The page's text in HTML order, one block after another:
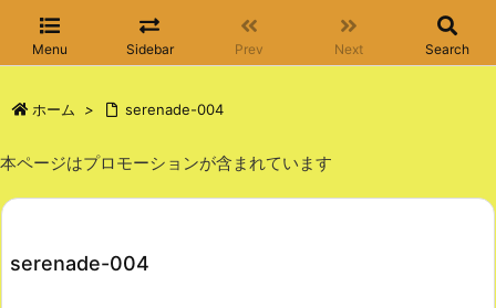
Menu Sidebar Prev Next Search
ホーム > serenade-004
本ページはプロモーションが含まれています
serenade-004